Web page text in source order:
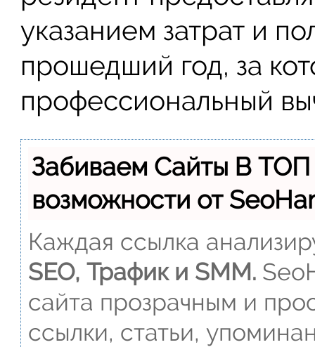
указанием затрат и
прошедший год, за
профессиональный
Забиваем Сайты В
возможности от
Каждая ссылка
SEO, Трафик и SMM.
сайта прозрачным и
ссылки, статьи,